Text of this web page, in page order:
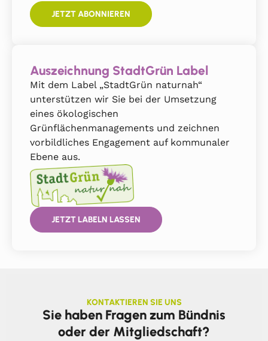
JETZT ABONNIEREN
Auszeichnung StadtGrün Label
Mit dem Label „StadtGrün naturnah“
unterstützen wir Sie bei der Umsetzung
eines ökologischen
Grünflächenmanagements und zeichnen
vorbildliches Engagement auf kommunaler
Ebene aus.
JETZT LABELN LASSEN
KONTAKTIEREN SIE UNS
Sie haben Fragen zum Bündnis
oder der Mitgliedschaft?